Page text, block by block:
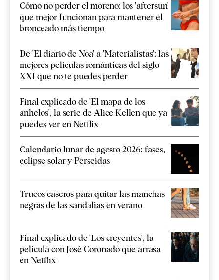
Cómo no perder el moreno: los 'aftersun'
que mejor funcionan para mantener el
bronceado más tiempo
De 'El diario de Noa' a 'Materialistas': las
mejores películas románticas del siglo
XXI que no te puedes perder
Final explicado de 'El mapa de los
anhelos', la serie de Alice Kellen que ya
puedes ver en Netflix
Calendario lunar de agosto 2026: fases,
eclipse solar y Perseidas
Trucos caseros para quitar las manchas
negras de las sandalias en verano
Final explicado de 'Los creyentes', la
película con José Coronado que arrasa
en Netflix